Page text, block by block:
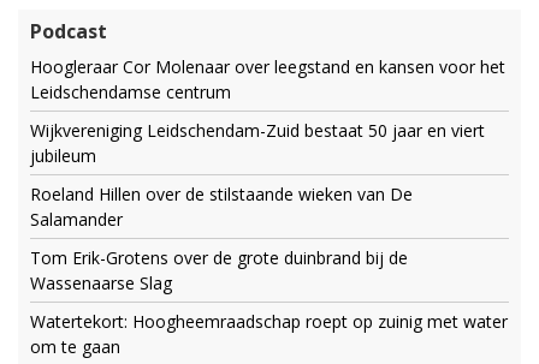
Podcast
Hoogleraar Cor Molenaar over leegstand en kansen voor het
Leidschendamse centrum
Wijkvereniging Leidschendam-Zuid bestaat 50 jaar en viert
jubileum
Roeland Hillen over de stilstaande wieken van De
Salamander
Tom Erik-Grotens over de grote duinbrand bij de
Wassenaarse Slag
Watertekort: Hoogheemraadschap roept op zuinig met water
om te gaan